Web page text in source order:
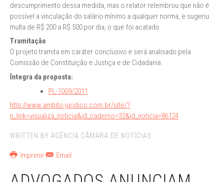
descumprimento dessa medida, mas o relator relembrou que não é
possível a vinculação do salário mínimo a qualquer norma, e sugeriu
multa de R$ 200 a R$ 500 por dia, o que foi acatado.
Tramitação
O projeto tramita em caráter conclusivo e será analisado pela
Comissão de Constituição e Justiça e de Cidadania.
Íntegra da proposta:
PL-1009/2011
http://www.ambito-juridico.com.br/site/?
n_link=visualiza_noticia&id_caderno=32&id_noticia=86124
WRITTEN BY AGÊNCIA CÂMARA DE NOTÍCIAS.
Imprimir Email